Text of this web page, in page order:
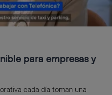
para empresas y
cada día toman una